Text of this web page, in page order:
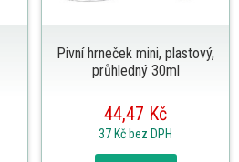
Pivní hrneček mini, plastový,
průhledný 30ml
44,47 Kč
37 Kč bez DPH